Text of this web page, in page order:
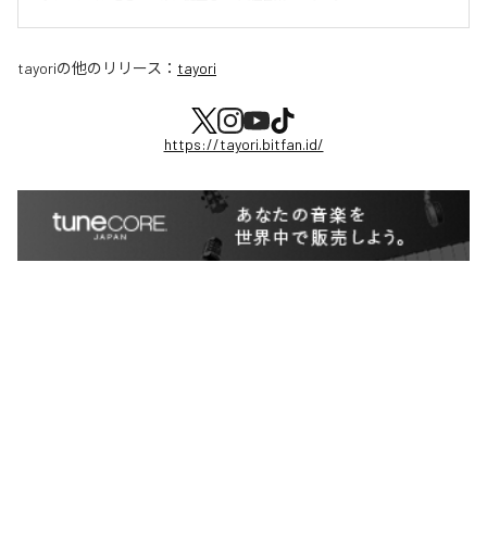
tayoriの他のリリース： tayori
https://tayori.bitfan.id/